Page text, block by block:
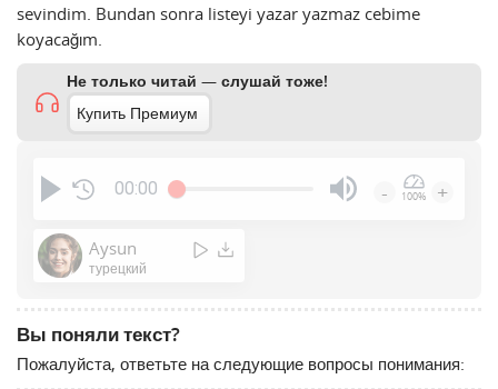
sevindim. Bundan sonra listeyi yazar yazmaz cebime
koyacağım.
Не только читай — слушай тоже!
Купить Премиум
00:00
volume
- 100% +
Aysun
турецкий
Вы поняли текст?
Пожалуйста, ответьте на следующие вопросы понимания: